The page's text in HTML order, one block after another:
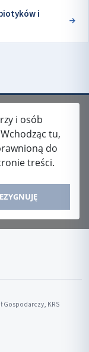
i
i osób
tu,
do
treści.
Gospodarczy, KRS